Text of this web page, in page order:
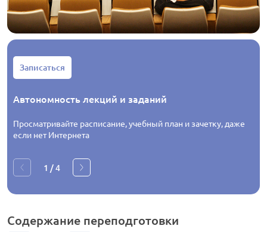
Записаться
Автономность лекций и заданий
Просматривайте расписание, учебный план и зачетку, даже
если нет Интернета
1 /4
Содержание переподготовки